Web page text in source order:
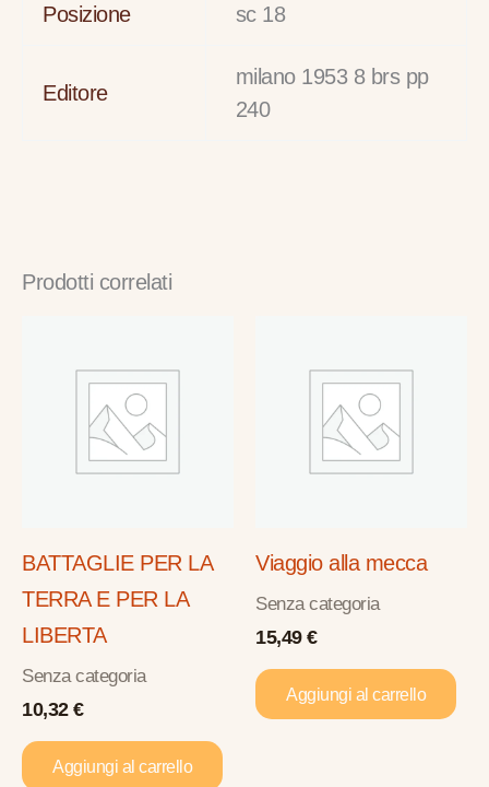
Posizione sc 18
Editore
milano 1953 8 brs pp
240
Prodotti correlati
BATTAGLIE PER LA
TERRA E PER LA
LIBERTA
Senza categoria
10,32 €
Aggiungi al carrello
Viaggio alla mecca
Senza categoria
15,49 €
Aggiungi al carrello